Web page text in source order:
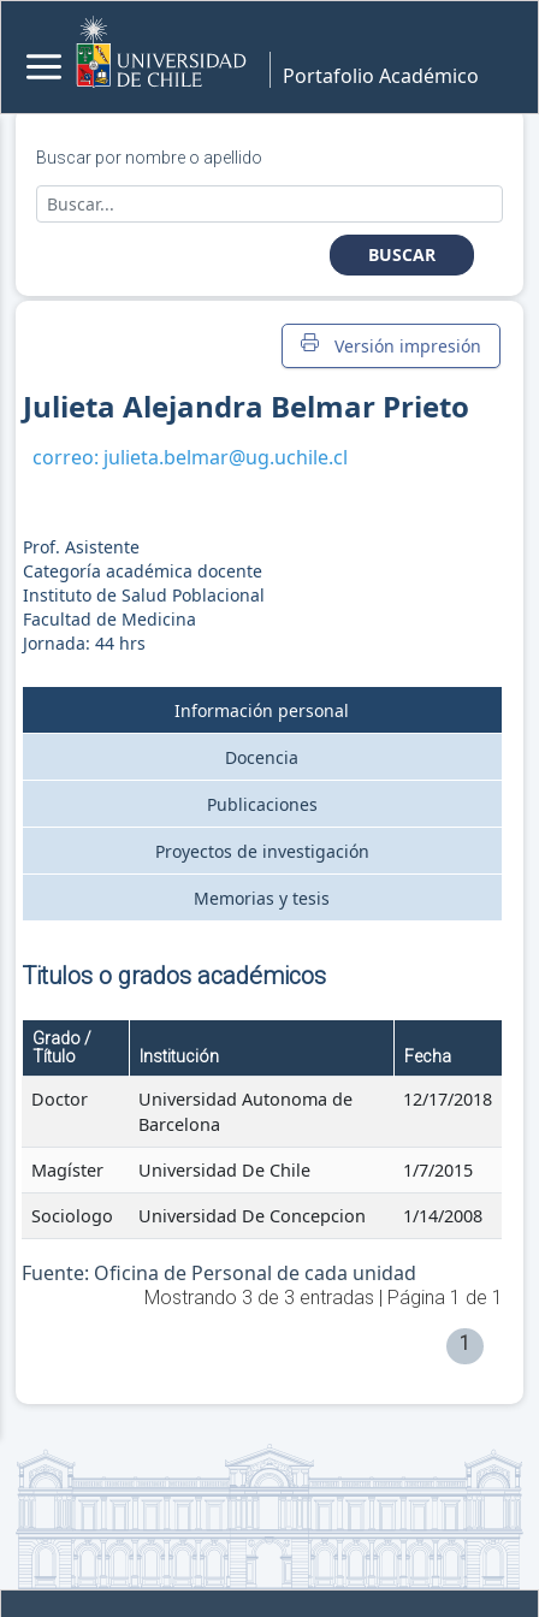
Portafolio Académico
Buscar por nombre o apellido
BUSCAR
Versión impresión
Julieta Alejandra Belmar Prieto
correo: julieta.belmar@ug.uchile.cl
Prof. Asistente
Categoría académica docente
Instituto de Salud Poblacional
Facultad de Medicina
Jornada: 44hrs
Información personal
Docencia
Publicaciones
Proyectos de investigación
Memorias y tesis
Titulos o grados académicos
Grado /
Título
Institución Fecha
Doctor
Universidad Autonoma de
Barcelona
12/17/2018
Magíster Universidad De Chile
1/7/2015
Sociologo
Universidad De Concepcion 1/14/2008
Fuente: Oficina de Personal de cada unidad
Mostrando 3 de 3 entradas | Página 1 de 1
1